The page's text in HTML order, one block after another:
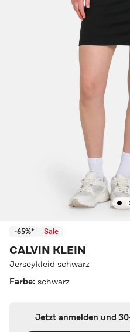
-65%* Sale
CALVIN KLEIN
Jerseykleid schwarz
Farbe: schwarz
Jetzt anmelden und